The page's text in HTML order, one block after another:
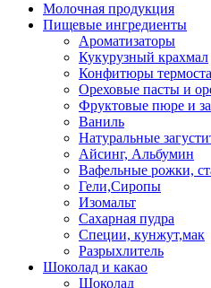
Молочная продукция
Пищевые ингредиенты
Ароматизаторы
Кукурузный крахмал
Конфитюры
Ореховые пасты и
Фруктовые пюре и
Ваниль
Натуральные
Айсинг, Альбумин
Вафельные рожки,
Гели,Сиропы
Изомальт
Сахарная пудра
Специи, кунжут,мак
Разрыхлитель
Шоколад и какао
Шоколад